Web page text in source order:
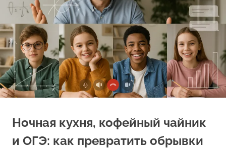
Ночная кухня, кофейный чайник
и ОГЭ: как превратить обрывки